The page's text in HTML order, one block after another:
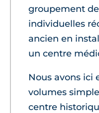
groupement
individuelles
ancien en
un centre
Nous avons ici
volumes
centre